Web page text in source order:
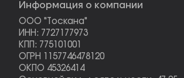
Информация о компании
ООО "Тоскана"
ИНН: 7727177973
КПП: 775101001
ОГРН 1157746478120
ОКПО 45326414